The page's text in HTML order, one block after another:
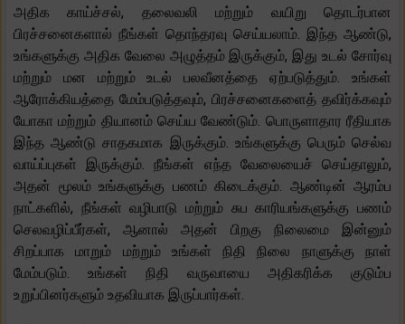
அதிக காய்ச்சல், தலைவலி மற்றும் வயிறு தொடர்பான
பிரச்சனைகளால் நீங்கள் தொந்தரவு செய்யலாம். இந்த ஆண்டு,
உங்களுக்கு அதிக வேலை அழுத்தம் இருக்கும், இது உடல் சோர்வு
மற்றும் மன மற்றும் உடல் பலவீனத்தை ஏற்படுத்தும். உங்கள்
ஆரோக்கியத்தை மேம்படுத்தவும், பிரச்சனைகளைத் தவிர்க்கவும்
யோகா மற்றும் தியானம் செய்ய வேண்டும். பொருளாதார ரீதியாக
இந்த ஆண்டு சாதகமாக இருக்கும். உங்களுக்கு பெரும் செல்வ
வாய்ப்புகள் இருக்கும். நீங்கள் எந்த வேலையைச் செய்தாலும்,
அதன் மூலம் உங்களுக்கு பணம் கிடைக்கும். ஆண்டின் ஆரம்ப
நாட்களில், நீங்கள் வழிபாடு மற்றும் சுப காரியங்களுக்கு பணம்
செலவழிப்பீர்கள், ஆனால் அதன் பிறகு நிலைமை இன்னும்
சிறப்பாக மாறும் மற்றும் உங்கள் நிதி நிலை நாளுக்கு நாள்
மேம்படும். உங்கள் நிதி வருவாயை அதிகரிக்க குடும்ப
உறுப்பினர்களும் உதவியாக இருப்பார்கள்.